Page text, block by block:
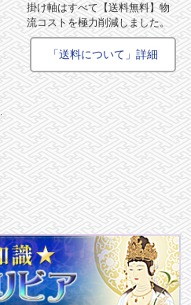
掛け軸はすべて【送料無料】物
流コストを極力削減しました。
「送料について」詳細